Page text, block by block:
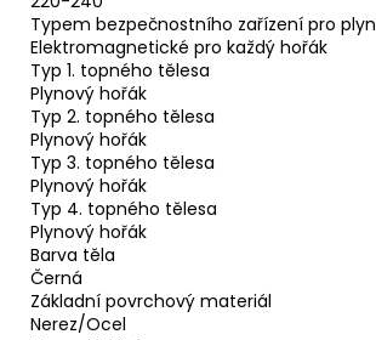
Typem bezpečnostního zařízení pro plyn
Elektromagnetické pro každý hořák
Typ 1. topného tělesa
Plynový hořák
Typ 2. topného tělesa
Plynový hořák
Typ 3. topného tělesa
Plynový hořák
Typ 4. topného tělesa
Plynový hořák
Barva těla
Černá
Základní povrchový materiál
Nerez/Ocel